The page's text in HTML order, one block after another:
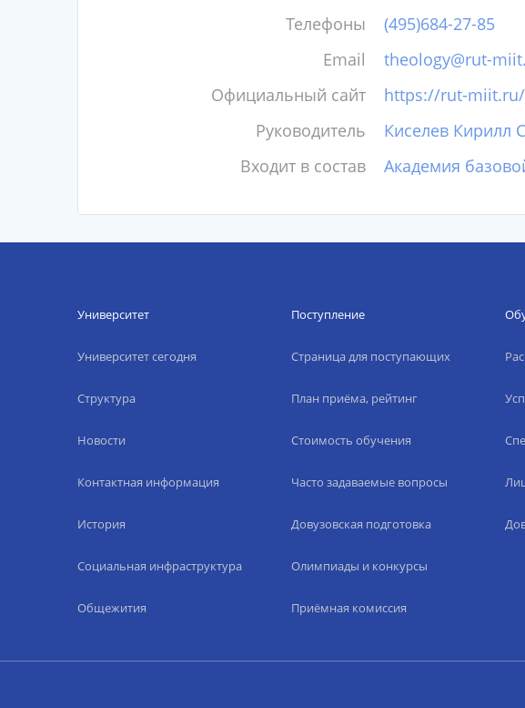
Телефоны
(495)684-27-85
Email
theology@rut-
Официальный сайт
https://rut-
Руководитель
Киселев Кирилл
Входит в состав
Академия
Университет
Университет сегодня
Структура
Новости
Контактная информация
История
Социальная инфраструктура
Общежития
Поступление
Страница для поступающих
План приёма, рейтинг
Стоимость обучения
Часто задаваемые вопросы
Довузовская подготовка
Олимпиады и конкурсы
Приёмная комиссия